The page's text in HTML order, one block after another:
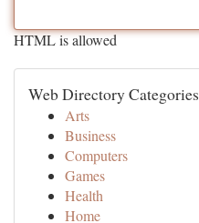
HTML is allowed
Web Directory Categories
Arts
Business
Computers
Games
Health
Home